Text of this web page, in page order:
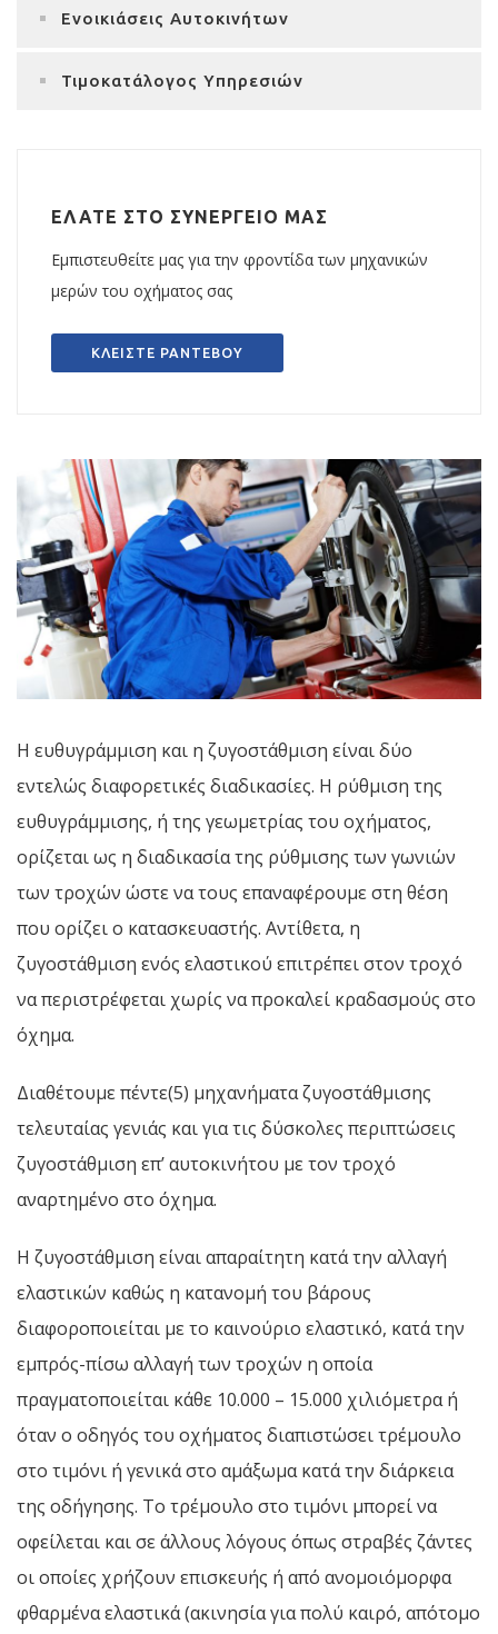
Ενοικιάσεις Αυτοκινήτων
Τιμοκατάλογος Υπηρεσιών
ΕΛΑΤΕ ΣΤΟ ΣΥΝΕΡΓΕΙΟ ΜΑΣ
Εμπιστευθείτε μας για την φροντίδα των μηχανικών
μερών του οχήματος σας
ΚΛΕΙΣΤΕ ΡΑΝΤΕΒΟΥ
Η ευθυγράμμιση και η ζυγοστάθμιση είναι δύο
εντελώς διαφορετικές διαδικασίες. Η ρύθμιση της
ευθυγράμμισης, ή της γεωμετρίας του οχήματος,
ορίζεται ως η διαδικασία της ρύθμισης των γωνιών
των τροχών ώστε να τους επαναφέρουμε στη θέση
που ορίζει ο κατασκευαστής. Αντίθετα, η
ζυγοστάθμιση ενός ελαστικού επιτρέπει στον τροχό
να περιστρέφεται χωρίς να προκαλεί κραδασμούς στο
όχημα.
Διαθέτουμε πέντε(5) μηχανήματα ζυγοστάθμισης
τελευταίας γενιάς και για τις δύσκολες περιπτώσεις
ζυγοστάθμιση επ’ αυτοκινήτου με τον τροχό
αναρτημένο στο όχημα.
Η ζυγοστάθμιση είναι απαραίτητη κατά την αλλαγή
ελαστικών καθώς η κατανομή του βάρους
διαφοροποιείται με το καινούριο ελαστικό, κατά την
εμπρός-πίσω αλλαγή των τροχών η οποία
πραγματοποιείται κάθε 10.000 – 15.000 χιλιόμετρα ή
όταν ο οδηγός του οχήματος διαπιστώσει τρέμουλο
στο τιμόνι ή γενικά στο αμάξωμα κατά την διάρκεια
της οδήγησης. Το τρέμουλο στο τιμόνι μπορεί να
οφείλεται και σε άλλους λόγους όπως στραβές ζάντες
οι οποίες χρήζουν επισκευής ή από ανομοιόμορφα
φθαρμένα ελαστικά (ακινησία για πολύ καιρό, απότομο